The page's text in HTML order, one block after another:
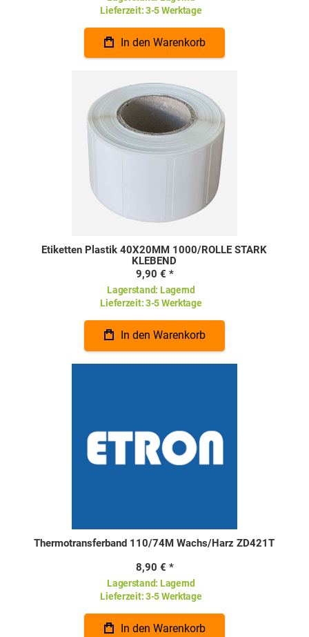
Lieferzeit:3-5 Werktage
In den Warenkorb
Etiketten Plastik 40X20MM 1000/ROLLE STARK
KLEBEND
9,90 €
Lagerstand: Lagernd
Lieferzeit:3-5 Werktage
In den Warenkorb
Thermotransferband 110/74M Wachs/Harz ZD421T
8,90 €
Lagerstand: Lagernd
Lieferzeit:3-5 Werktage
In den Warenkorb